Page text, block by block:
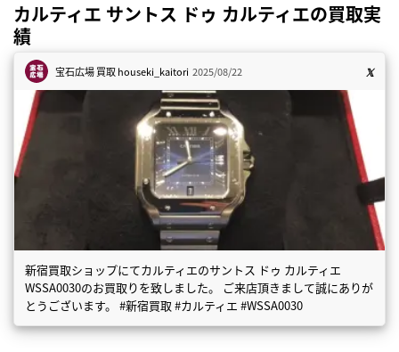
カルティエ サントス ドゥ カルティエの買取実
績
宝石広場 買取houseki_kaitori 2025/08/22
新宿買取ショップにてカルティエのサントス ドゥ カルティエ
WSSA0030のお買取りを致しました。 ご来店頂きまして誠にありが
とうございます。 #新宿買取 #カルティエ #WSSA0030